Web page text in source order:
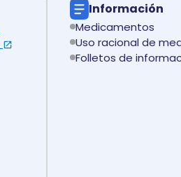
Información
Medicamentos
Uso racional de
Folletos de